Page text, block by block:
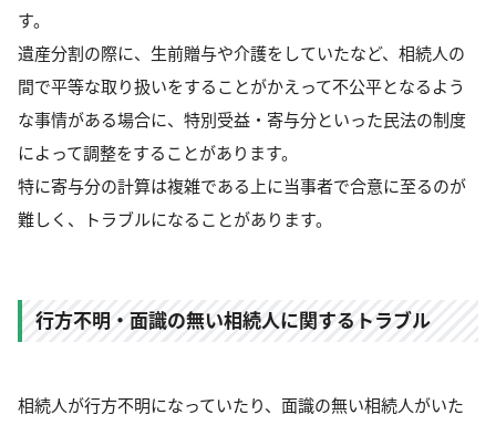
す。
遺産分割の際に、生前贈与や介護をしていたなど、相続人の
間で平等な取り扱いをすることがかえって不公平となるよう
な事情がある場合に、特別受益・寄与分といった民法の制度
によって調整をすることがあります。
特に寄与分の計算は複雑である上に当事者で合意に至るのが
難しく、トラブルになることがあります。
行方不明・面識の無い相続人に関するトラブル
相続人が行方不明になっていたり、面識の無い相続人がいた